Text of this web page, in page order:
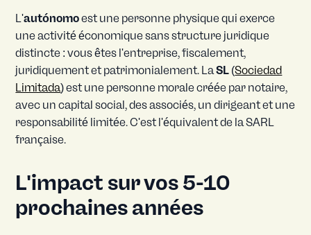
L'autónomoest une personne physique qui exerce
une activité économique sans structure juridique
distincte : vous êtes l'entreprise, fiscalement,
juridiquement et patrimonialement. LaSL (Sociedad
Limitada) est une personne morale créée par notaire,
avec un capital social, des associés, un dirigeant et une
responsabilité limitée. C'est l'équivalent de la SARL
française.
L'impact sur vos 5-10
prochaines années